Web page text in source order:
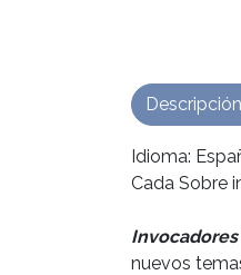
Idioma:
Cada Sobre
nuevos